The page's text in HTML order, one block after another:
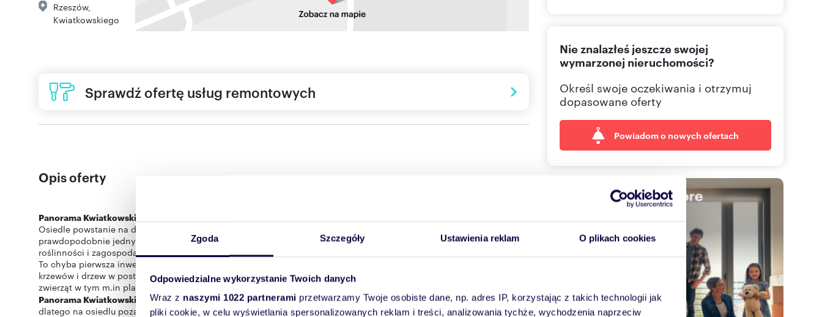
Zgoda Szczegóły Ustawienia reklam O plikach cookies
Odpowiedzialne wykorzystanie Twoich danych
Wraz z naszymi 1022 partnerami przetwarzamy Twoje osobiste dane, np. adres IP, korzystając z takich technologii jak
pliki cookie, w celu wyświetlania spersonalizowanych reklam i treści, analizowania tychże, wychodzenia naprzeciw
Rzeszów,
Kwiatkowskiego
Sprawdź ofertę usług remontowych
Opis oferty
Panorama Kwiatkowskiego
Osiedle powstanie na działce zlokalizowanej przy ul. Kwiatkowskiego bezpośrednio przy Żwirowni i będzie
prawdopodobnie jednym z najbardziej atrakcyjnych osiedli w Rzeszowie - przynajmniej pod względem atrakcji,
roślinności i zagospodarowania terenu.
To chyba pierwsza inwestycja w Rzeszowie, która ma zaplanowane nasadzenie ponad 100 różnych gatunków kwiatów,
krzewów i drzew w postaci łąk kwietnych. Dodatkowo wprowadzone zostaną atrakcje przyjazne zarówno dla ludzi jak i
Panorama Kwiatkowskiegobędzie projektem skierowanym przede wszystkim na zdrowy, nowoczesny styl życia,
dlatego na osiedlu poza wcześniej wspomnianymi zostały zaplanowane także:
665 00 Pokaż telefon
Nie znalazłeś jeszcze swojej
wymarzonej nieruchomości?
Określ swoje oczekiwania i otrzymuj
dopasowane oferty
Powiadom o nowych ofertach